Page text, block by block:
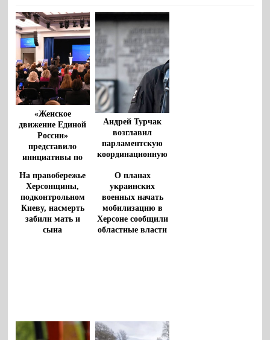
«Женское
движение Единой
России»
представило
инициативы по
женщин
Андрей Турчак
возглавил
парламентскую
координационную
по вопросам СВО
На правобережье
Херсонщины,
подконтрольном
Киеву, насмерть
забили мать и
сына
О планах
украинских
военных начать
мобилизацию в
Херсоне сообщили
областные власти